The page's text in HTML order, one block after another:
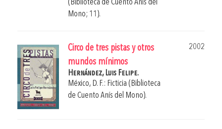
(Biblioteca de Cuento Anís del
Mono; 11).
Circo de tres pistas y otros
mundos mínimos
2002
Hernández, Luis Felipe.
México, D. F.: Ficticia (Biblioteca
de Cuento Anís del Mono).